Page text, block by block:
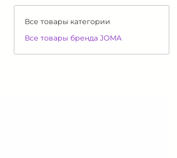
Все товары категории
Все товары бренда JOMA